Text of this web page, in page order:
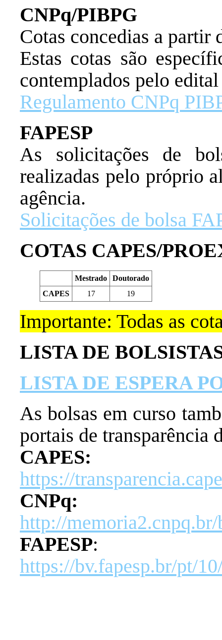
CNPq/PIBPG
Cotas concedias a partir
Estas cotas são
contemplados pelo
Regulamento CNPq
FAPESP
As solicitações de
realizadas pelo próprio
agência.
Solicitações de bolsa
COTAS CAPES/
Mestrado
Doutorado
CAPES
17 19
Importante: Todas as
LISTA DE
LISTA DE ESPERA
As bolsas em curso
portais de transparência
CAPES:
https://
CNPq:
http://
FAPESP:
https://bv.fapesp.br/pt/